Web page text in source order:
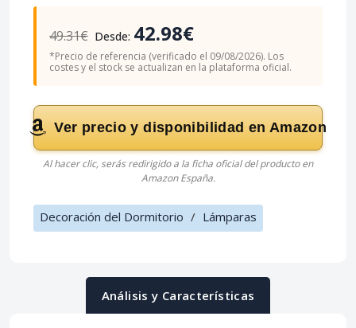
49.31€ Desde: 42.98€
*Precio de referencia (verificado el 09/08/2026). Los
costes y el stock se actualizan en la plataforma oficial.
Ver precio y disponibilidad en Amazon
Al hacer clic, serás redirigido a la ficha oficial del producto en
Amazon España.
Decoración del Dormitorio / Lámparas
Análisis y Características